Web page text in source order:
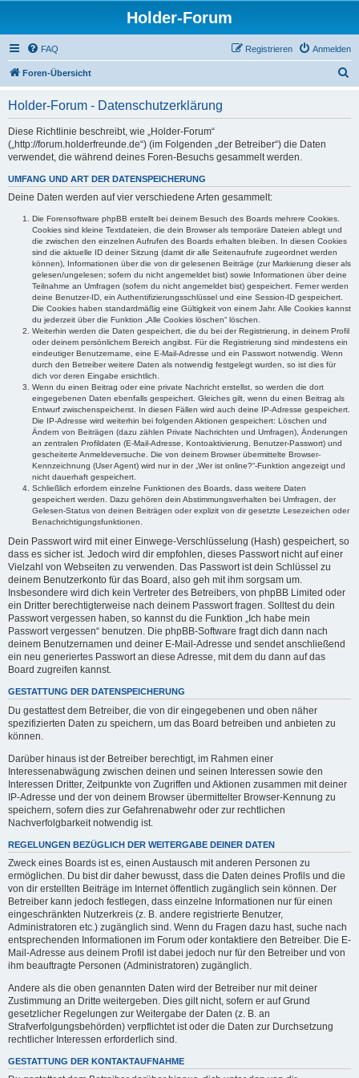
Holder-Forum
FAQ Anmelden
Registrieren
Foren-Übersicht
Holder-Forum - Datenschutzerklärung
Diese Richtlinie beschreibt, wie „Holder-Forum“
(„http://forum.holderfreunde.de“) (im Folgenden „der Betreiber“) die Daten
verwendet, die während deines Foren-Besuchs gesammelt werden.
UMFANG UND ART DER DATENSPEICHERUNG
Deine Daten werden auf vier verschiedene Arten gesammelt:
Die Forensoftware phpBB erstellt bei deinem Besuch des Boards mehrere Cookies.
Cookies sind kleine Textdateien, die dein Browser als temporäre Dateien ablegt und
die zwischen den einzelnen Aufrufen des Boards erhalten bleiben. In diesen Cookies
sind die aktuelle ID deiner Sitzung (damit dir alle Seitenaufrufe zugeordnet werden
können), Informationen über die von dir gelesenen Beiträge (zur Markierung dieser als
gelesen/ungelesen; sofern du nicht angemeldet bist) sowie Informationen über deine
Teilnahme an Umfragen (sofern du nicht angemeldet bist) gespeichert. Ferner werden
deine Benutzer-ID, ein Authentifizierungsschlüssel und eine Session-ID gespeichert.
Die Cookies haben standardmäßig eine Gültigkeit von einem Jahr. Alle Cookies kannst
du jederzeit über die Funktion „Alle Cookies löschen“ löschen.
Weiterhin werden die Daten gespeichert, die du bei der Registrierung, in deinem Profil
oder deinem persönlichem Bereich angibst. Für die Registrierung sind mindestens ein
eindeutiger Benutzername, eine E-Mail-Adresse und ein Passwort notwendig. Wenn
durch den Betreiber weitere Daten als notwendig festgelegt wurden, so ist dies für
dich vor deren Eingabe ersichtlich.
Wenn du einen Beitrag oder eine private Nachricht erstellst, so werden die dort
eingegebenen Daten ebenfalls gespeichert. Gleiches gilt, wenn du einen Beitrag als
Entwurf zwischenspeicherst. In diesen Fällen wird auch deine IP-Adresse gespeichert.
Die IP-Adresse wird weiterhin bei folgenden Aktionen gespeichert: Löschen und
Ändern von Beiträgen (dazu zählen Private Nachrichten und Umfragen), Änderungen
an zentralen Profildaten (E-Mail-Adresse, Kontoaktivierung, Benutzer-Passwort) und
gescheiterte Anmeldeversuche. Die von deinem Browser übermittelte Browser-
Kennzeichnung (User Agent) wird nur in der „Wer ist online?“-Funktion angezeigt und
nicht dauerhaft gespeichert.
Schließlich erfordern einzelne Funktionen des Boards, dass weitere Daten
gespeichert werden. Dazu gehören dein Abstimmungsverhalten bei Umfragen, der
Gelesen-Status von deinen Beiträgen oder explizit von dir gesetzte Lesezeichen oder
Benachrichtigungsfunktionen.
Dein Passwort wird mit einer Einwege-Verschlüsselung (Hash) gespeichert, so
dass es sicher ist. Jedoch wird dir empfohlen, dieses Passwort nicht auf einer
Vielzahl von Webseiten zu verwenden. Das Passwort ist dein Schlüssel zu
deinem Benutzerkonto für das Board, also geh mit ihm sorgsam um.
Insbesondere wird dich kein Vertreter des Betreibers, von phpBB Limited oder
ein Dritter berechtigterweise nach deinem Passwort fragen. Solltest du dein
Passwort vergessen haben, so kannst du die Funktion „Ich habe mein
Passwort vergessen“ benutzen. Die phpBB-Software fragt dich dann nach
deinem Benutzernamen und deiner E-Mail-Adresse und sendet anschließend
ein neu generiertes Passwort an diese Adresse, mit dem du dann auf das
Board zugreifen kannst.
GESTATTUNG DER DATENSPEICHERUNG
Du gestattest dem Betreiber, die von dir eingegebenen und oben näher
spezifizierten Daten zu speichern, um das Board betreiben und anbieten zu
können.
Darüber hinaus ist der Betreiber berechtigt, im Rahmen einer
Interessenabwägung zwischen deinen und seinen Interessen sowie den
Interessen Dritter, Zeitpunkte von Zugriffen und Aktionen zusammen mit deiner
IP-Adresse und der von deinem Browser übermittelter Browser-Kennung zu
speichern, sofern dies zur Gefahrenabwehr oder zur rechtlichen
Nachverfolgbarkeit notwendig ist.
REGELUNGEN BEZÜGLICH DER WEITERGABE DEINER DATEN
Zweck eines Boards ist es, einen Austausch mit anderen Personen zu
ermöglichen. Du bist dir daher bewusst, dass die Daten deines Profils und die
von dir erstellten Beiträge im Internet öffentlich zugänglich sein können. Der
Betreiber kann jedoch festlegen, dass einzelne Informationen nur für einen
eingeschränkten Nutzerkreis (z. B. andere registrierte Benutzer,
Administratoren etc.) zugänglich sind. Wenn du Fragen dazu hast, suche nach
entsprechenden Informationen im Forum oder kontaktiere den Betreiber. Die E-
Mail-Adresse aus deinem Profil ist dabei jedoch nur für den Betreiber und von
ihm beauftragte Personen (Administratoren) zugänglich.
Andere als die oben genannten Daten wird der Betreiber nur mit deiner
Zustimmung an Dritte weitergeben. Dies gilt nicht, sofern er auf Grund
gesetzlicher Regelungen zur Weitergabe der Daten (z. B. an
Strafverfolgungsbehörden) verpflichtet ist oder die Daten zur Durchsetzung
rechtlicher Interessen erforderlich sind.
GESTATTUNG DER KONTAKTAUFNAHME